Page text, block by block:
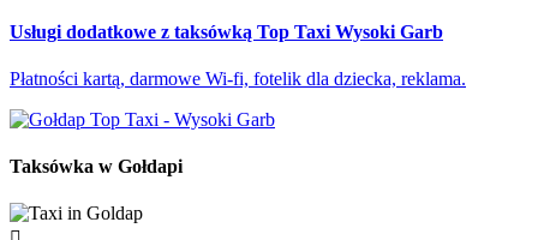
Usługi dodatkowe z taksówką Top Taxi Wysoki Garb
Płatności kartą, darmowe Wi-fi, fotelik dla dziecka, reklama.
Taksówka w Gołdapi